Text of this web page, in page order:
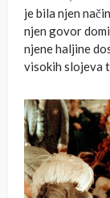
je bila njen
njen govor
njene haljine
visokih slojeva